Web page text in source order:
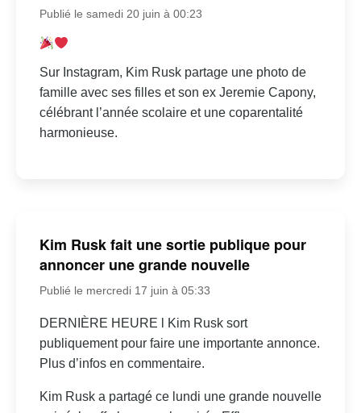
Publié le samedi 20 juin à 00:23
Sur Instagram, Kim Rusk partage une photo de
famille avec ses filles et son ex Jeremie Capony,
célébrant l’année scolaire et une coparentalité
harmonieuse.
Kim Rusk fait une sortie publique pour
annoncer une grande nouvelle
Publié le mercredi 17 juin à 05:33
DERNIÈRE HEURE l Kim Rusk sort
publiquement pour faire une importante annonce.
Plus d’infos en commentaire.
Kim Rusk a partagé ce lundi une grande nouvelle